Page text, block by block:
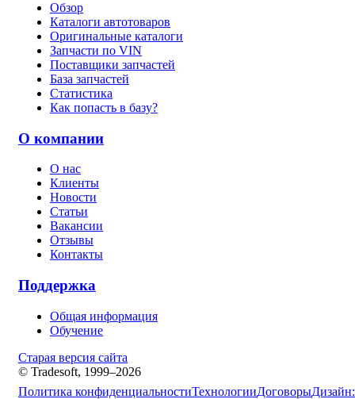
Обзор
Каталоги автотоваров
Оригинальные каталоги
Запчасти по VIN
Поставщики запчастей
База запчастей
Статистика
Как попасть в базу?
О компании
О нас
Клиенты
Новости
Статьи
Вакансии
Отзывы
Контакты
Поддержка
Общая информация
Обучение
Старая версия сайта
© Tradesoft, 1999–2026
Политика конфиденциальностиТехнологииДоговорыДизайн: